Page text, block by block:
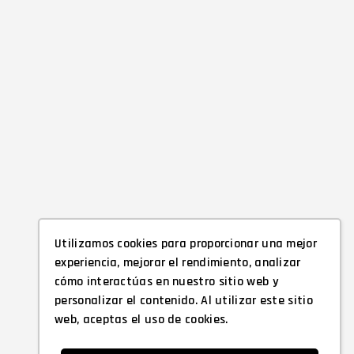
Utilizamos cookies para proporcionar una mejor
experiencia, mejorar el rendimiento, analizar
cómo interactúas en nuestro sitio web y
personalizar el contenido. Al utilizar este sitio
web, aceptas el uso de cookies.